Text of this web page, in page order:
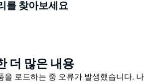
로마노는 얇고 가볍고 완벽하게 구운 크
토핑 조합으로 진정한 피자 애호가들에
트라 버진 올리브 오일을 듬뿍 뿌린
맛보세요. "Vampire Slayer"와 같은 마
를 찾아보세요
더 많은 내용
을 로드하는 중 오류가 발생했습니다. 나